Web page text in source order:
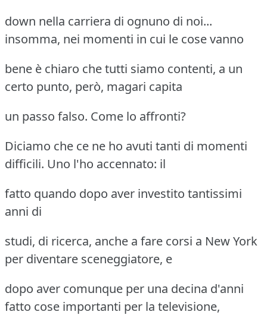
down nella carriera di ognuno di noi...
insomma, nei momenti in cui le cose vanno
bene è chiaro che tutti siamo contenti, a un
certo punto, però, magari capita
un passo falso. Come lo affronti?
Diciamo che ce ne ho avuti tanti di momenti
difficili. Uno l'ho accennato: il
fatto quando dopo aver investito tantissimi
anni di
studi, di ricerca, anche a fare corsi a New York
per diventare sceneggiatore, e
dopo aver comunque per una decina d'anni
fatto cose importanti per la televisione,